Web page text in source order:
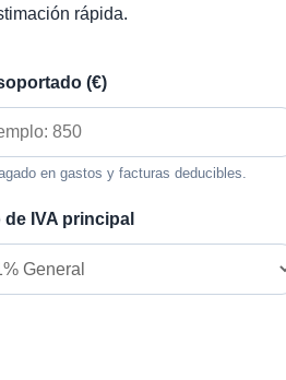
rápida.
(€)
en gastos y facturas deducibles.
de IVA principal